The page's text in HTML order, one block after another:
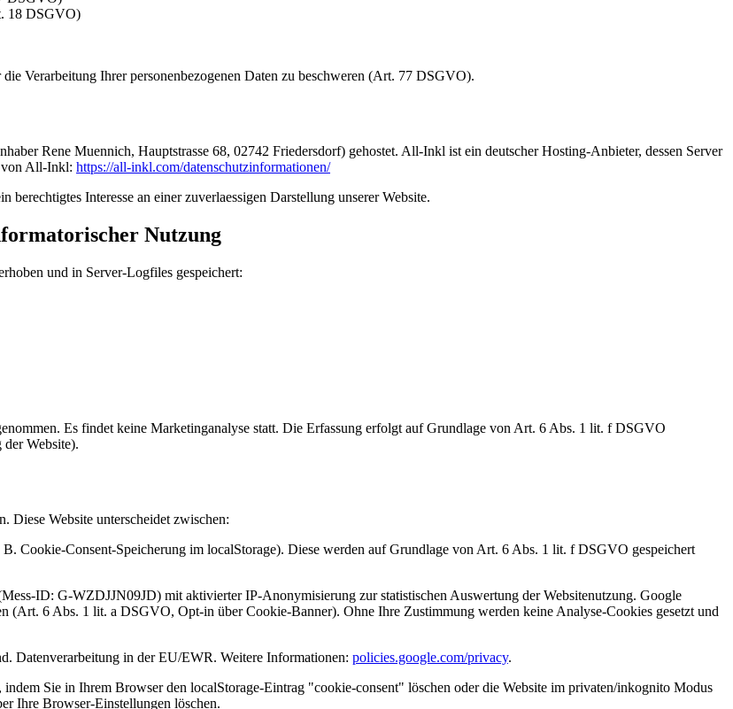
18 DSGVO)
Verarbeitung Ihrer personenbezogenen Daten zu beschweren (Art. 77 DSGVO).
Rene Muennich, Hauptstrasse 68, 02742 Friedersdorf) gehostet. All-Inkl ist ein deutscher Hosting-Anbieter, dessen Server
von All-Inkl: https://all-inkl.com/datenschutzinformationen/
Interesse an einer zuverlaessigen Darstellung unserer Website.
Nutzung
und in Server-Logfiles gespeichert:
Es findet keine Marketinganalyse statt. Die Erfassung erfolgt auf Grundlage von Art. 6 Abs. 1 lit. f DSGVO
Website).
Diese Website unterscheidet zwischen:
Cookie-Consent-Speicherung im localStorage). Diese werden auf Grundlage von Art. 6 Abs. 1 lit. f DSGVO gespeichert
ID: G-WZDJJN09JD) mit aktivierter IP-Anonymisierung zur statistischen Auswertung der Websitenutzung. Google
(Art. 6 Abs. 1 lit. a DSGVO, Opt-in über Cookie-Banner). Ohne Ihre Zustimmung werden keine Analyse-Cookies gesetzt und
Datenverarbeitung in der EU/EWR. Weitere Informationen: policies.google.com/privacy.
Sie in Ihrem Browser den localStorage-Eintrag "cookie-consent" löschen oder die Website im privaten/inkognito Modus
Ihre Browser-Einstellungen löschen.